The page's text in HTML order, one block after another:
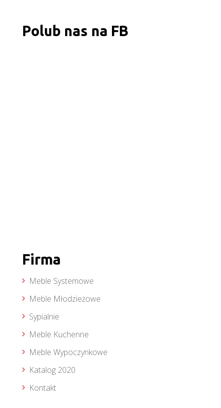
Polub nas na FB
Firma
Meble Systemowe
Meble Młodzieżowe
Sypialnie
Meble Kuchenne
Meble Wypoczynkowe
Katalog 2020
Kontakt